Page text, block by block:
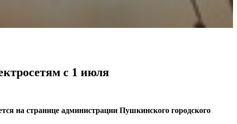
с 1 июля
на странице администрации Пушкинского городского